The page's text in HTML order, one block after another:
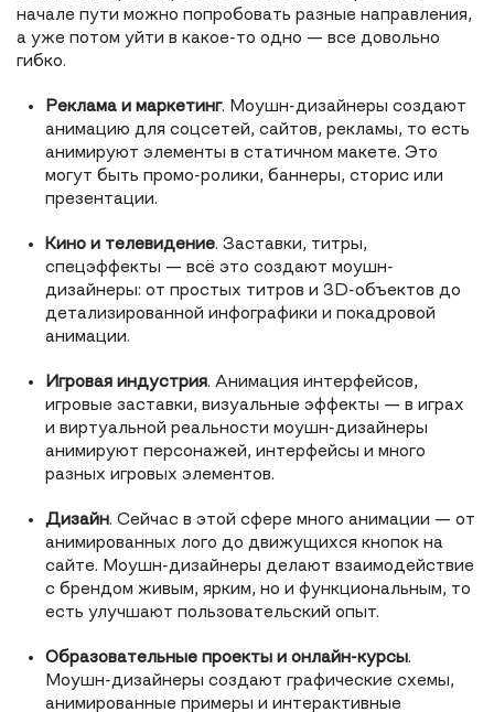
начале пути можно попробовать разные направления,
а уже потом уйти в какое-то одно — все довольно
гибко.
Реклама и маркетинг. Моушн-дизайнеры создают
анимацию для соцсетей, сайтов, рекламы, то есть
анимируют элементы в статичном макете. Это
могут быть промо-ролики, баннеры, сторис или
презентации.
Кино и телевидение. Заставки, титры,
спецэффекты — всё это создают моушн-
дизайнеры: от простых титров и 3D-объектов до
детализированной инфографики и покадровой
анимации.
Игровая индустрия. Анимация интерфейсов,
игровые заставки, визуальные эффекты — в играх
и виртуальной реальности моушн-дизайнеры
анимируют персонажей, интерфейсы и много
разных игровых элементов.​
Дизайн. Сейчас в этой сфере много анимации — от
анимированных лого до движущихся кнопок на
сайте. Моушн-дизайнеры делают взаимодействие
с брендом живым, ярким, но и функциональным, то
есть улучшают пользовательский опыт.
Образовательные проекты и онлайн-курсы.
Моушн-дизайнеры создают графические схемы,
анимированные примеры и интерактивные